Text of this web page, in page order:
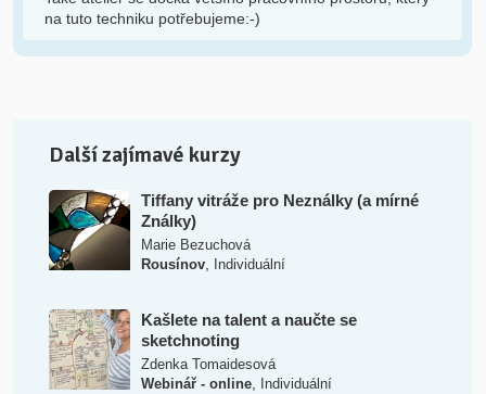
na tuto techniku potřebujeme:-)
Další zajímavé kurzy
Tiffany vitráže pro Neználky (a mírné
Ználky)
Marie Bezuchová
Rousínov, Individuální
Kašlete na talent a naučte se
sketchnoting
Zdenka Tomaidesová
Webinář - online, Individuální